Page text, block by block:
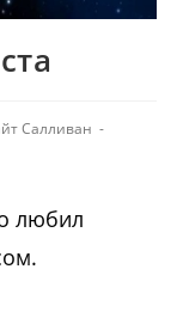
Салливан
любил